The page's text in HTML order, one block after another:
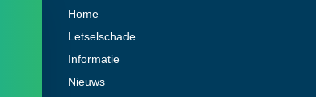
Home
Letselschade
Informatie
Nieuws